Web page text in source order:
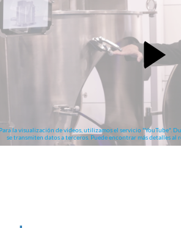
Para la visualización de videos, utilizamos el servicio "YouTube".
se transmiten datos a terceros. Puede encontrar más detalles